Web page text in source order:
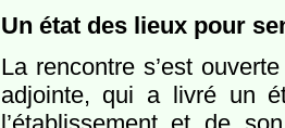
Un état des lieux pour
La rencontre s’est
adjointe, qui a livré un